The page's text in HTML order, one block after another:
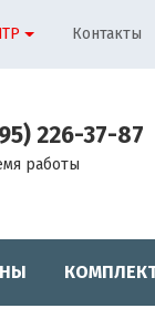
Контакты
226-37-87
работы